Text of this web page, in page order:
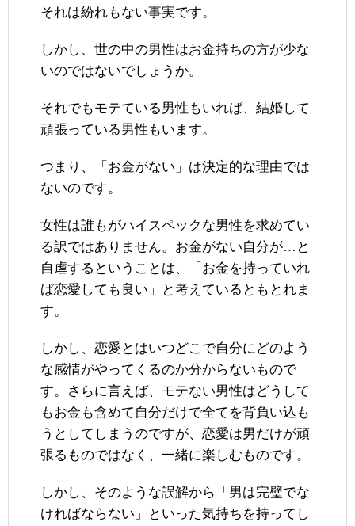
それは紛れもない事実です。
しかし、世の中の男性はお金持ちの方が少な
いのではないでしょうか。
それでもモテている男性もいれば、結婚して
頑張っている男性もいます。
つまり、「お金がない」は決定的な理由では
ないのです。
女性は誰もがハイスペックな男性を求めてい
る訳ではありません。お金がない自分が…と
自虐するということは、「お金を持っていれ
ば恋愛しても良い」と考えているともとれま
す。
しかし、恋愛とはいつどこで自分にどのよう
な感情がやってくるのか分からないもので
す。さらに言えば、モテない男性はどうして
もお金も含めて自分だけで全てを背負い込も
うとしてしまうのですが、恋愛は男だけが頑
張るものではなく、一緒に楽しむものです。
しかし、そのような誤解から「男は完璧でな
ければならない」といった気持ちを持ってし